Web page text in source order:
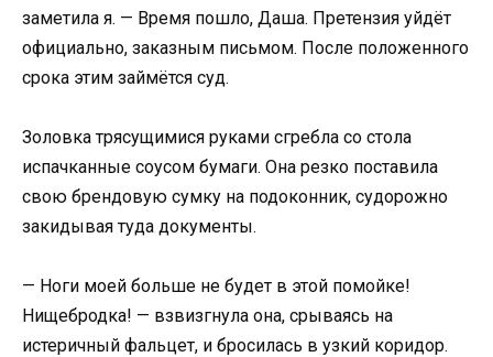
заметила я. — Время пошло, Даша. Претензия уйдёт
официально, заказным письмом. После положенного
срока этим займётся суд.
Золовка трясущимися руками сгребла со стола
испачканные соусом бумаги. Она резко поставила
свою брендовую сумку на подоконник, судорожно
закидывая туда документы.
— Ноги моей больше не будет в этой помойке!
Нищебродка! — взвизгнула она, срываясь на
истеричный фальцет, и бросилась в узкий коридор.